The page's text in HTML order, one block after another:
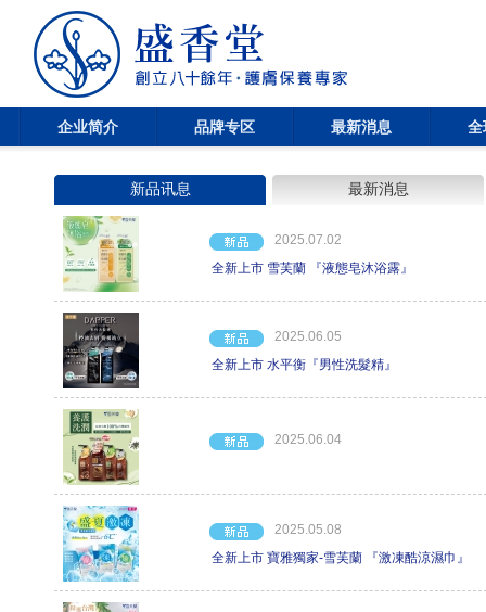
企业简介 品牌专区 最新消息 全
新品讯息 最新消息
2025.07.02
全新上市 雪芙蘭 『液態皂沐浴露』
2025.06.05
全新上市 水平衡『男性洗髮精』
2025.06.04
2025.05.08
全新上市 寶雅獨家-雪芙蘭 『激凍酷涼濕巾』